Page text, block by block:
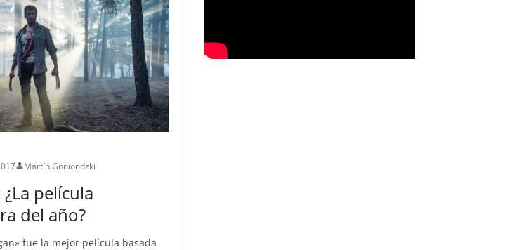
Martín Goniondzki
película
del año?
fue la mejor película basada